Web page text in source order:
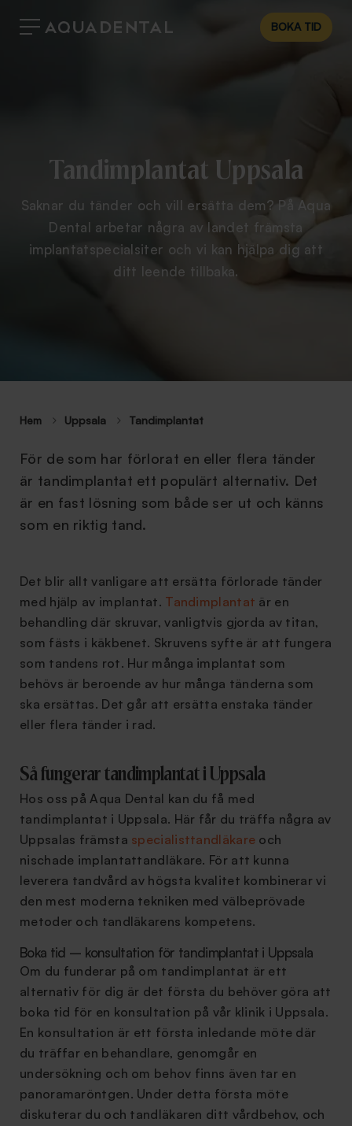
BOKA TID
Tandimplantat Uppsala
Saknar du tänder och vill ersätta dem? På Aqua
Dental arbetar några av landet främsta
implantatspecialsiter och vi kan hjälpa dig att
ditt leende tillbaka.
Hem Uppsala Tandimplantat
För de som har förlorat en eller flera tänder
är tandimplantat ett populärt alternativ. Det
är en fast lösning som både ser ut och känns
som en riktig tand.
Det blir allt vanligare att ersätta förlorade tänder
med hjälp av implantat. Tandimplantat är en
behandling där skruvar, vanligtvis gjorda av titan,
som fästs i käkbenet. Skruvens syfte är att fungera
som tandens rot. Hur många implantat som
behövs är beroende av hur många tänderna som
ska ersättas. Det går att ersätta enstaka tänder
eller flera tänder i rad.
Så fungerar tandimplantat i Uppsala
Hos oss på Aqua Dental kan du få med
tandimplantat i Uppsala. Här får du träffa några av
Uppsalas främsta specialisttandläkare och
nischade implantattandläkare. För att kunna
leverera tandvård av högsta kvalitet kombinerar vi
den mest moderna tekniken med välbeprövade
metoder och tandläkarens kompetens.
Boka tid – konsultation för tandimplantat i Uppsala
Om du funderar på om tandimplantat är ett
alternativ för dig är det första du behöver göra att
boka tid för en konsultation på vår klinik i Uppsala.
En konsultation är ett första inledande möte där
du träffar en behandlare, genomgår en
undersökning och om behov finns även tar en
panoramaröntgen. Under detta första möte
diskuterar du och tandläkaren ditt vårdbehov, och